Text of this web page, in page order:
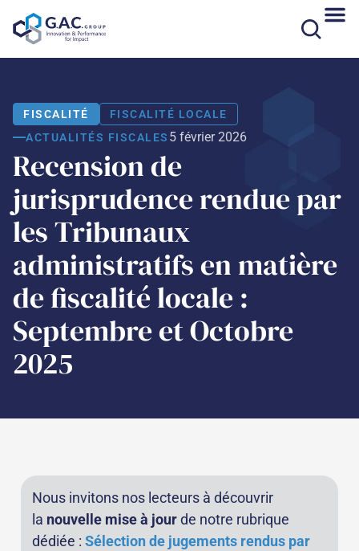
au
FISCALITÉ
FISCALITÉ LOCALE
ACTUALITÉS FISCALES 5 février 2026
Recension de
jurisprudence rendue par
les Tribunaux
administratifs en matière
de fiscalité locale :
Septembre et Octobre
2025
Nous invitons nos lecteurs à découvrir
la nouvelle mise à jourde notre rubrique
dédiée : Sélection de jugements rendus par